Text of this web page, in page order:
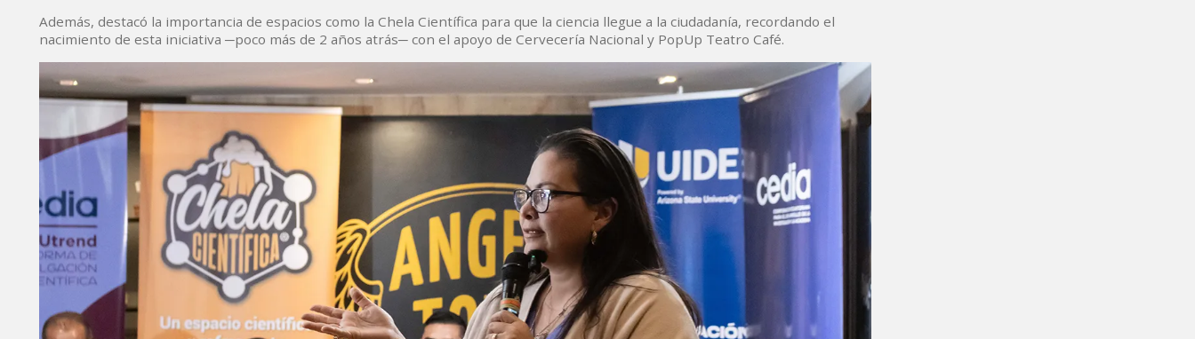
Además, destacó la importancia de espacios como la Chela Científica para que la ciencia llegue a la ciudadanía, recordando el
nacimiento de esta iniciativa ─poco más de 2 años atrás─ con el apoyo de Cervecería Nacional y PopUp Teatro Café.